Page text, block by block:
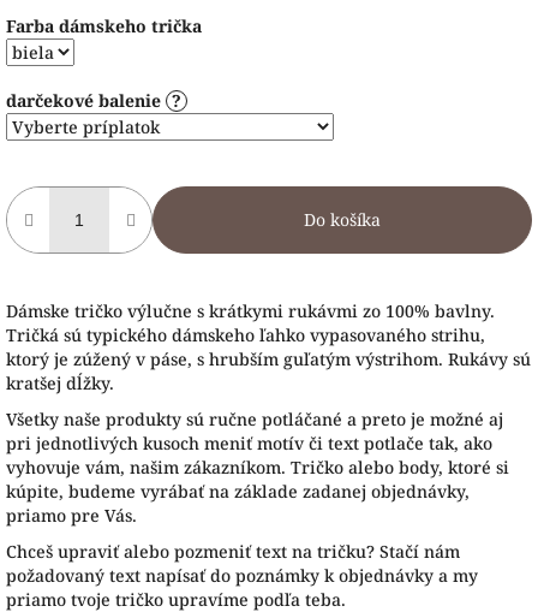
Farba dámskeho trička
darčekové balenie ?
Do košíka
Dámske tričko výlučne s krátkymi rukávmi zo 100% bavlny.
Tričká sú typického dámskeho ľahko vypasovaného strihu,
ktorý je zúžený v páse, s hrubším guľatým výstrihom. Rukávy sú
kratšej dĺžky.
Všetky naše produkty sú ručne potláčané a preto je možné aj
pri jednotlivých kusoch meniť motív či text potlače tak, ako
vyhovuje vám, našim zákazníkom. Tričko alebo body, ktoré si
kúpite, budeme vyrábať na základe zadanej objednávky,
priamo pre Vás.
Chceš upraviť alebo pozmeniť text na tričku? Stačí nám
požadovaný text napísať do poznámky k objednávky a my
priamo tvoje tričko upravíme podľa teba.